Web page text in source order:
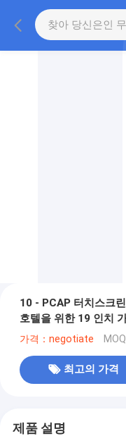
10 - PCAP 터치스크
호텔을 위한 19 인치
가격：negotiate
최고의 가격
제품 설명